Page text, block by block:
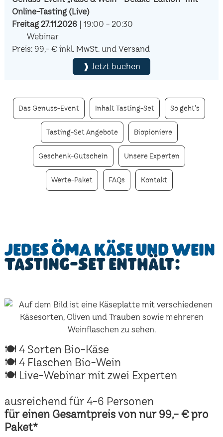
Online-Tasting (Live)
Freitag 27.11.2026| 19:00 - 20:30
Webinar
Preis: 99,- € inkl. MwSt. und Versand
❱ Jetzt buchen
Das Genuss-Event Inhalt Tasting-Set So geht's
Tasting-Set Angebote Biopioniere
Geschenk-Gutschein Unsere Experten
Werte-Paket FAQs Kontakt
Jedes ÖMA Käse und Wein
Tasting-Set enthält:
🍽 4 Sorten Bio-Käse
🍽 4 Flaschen Bio-Wein
🍽 Live-Webinar mit zwei Experten
ausreichend für 4-6 Personen
für einen Gesamtpreis von nur 99,- € pro
Paket*